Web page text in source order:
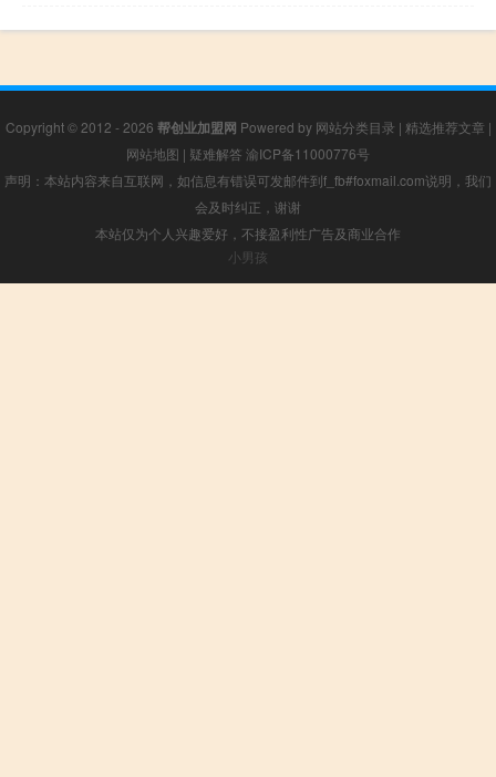
Copyright © 2012 - 2026 帮创业加盟网 Powered by 网站分类目录 | 精选推荐文章 |
网站地图 | 疑难解答 渝ICP备11000776号
声明：本站内容来自互联网，如信息有错误可发邮件到f_fb#foxmail.com说明，我们
会及时纠正，谢谢
本站仅为个人兴趣爱好，不接盈利性广告及商业合作
小男孩